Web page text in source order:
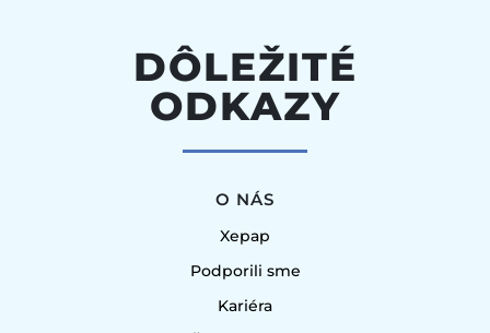
DÔLEŽITÉ
ODKAZY
O NÁS
Xepap
Podporili sme
Kariéra